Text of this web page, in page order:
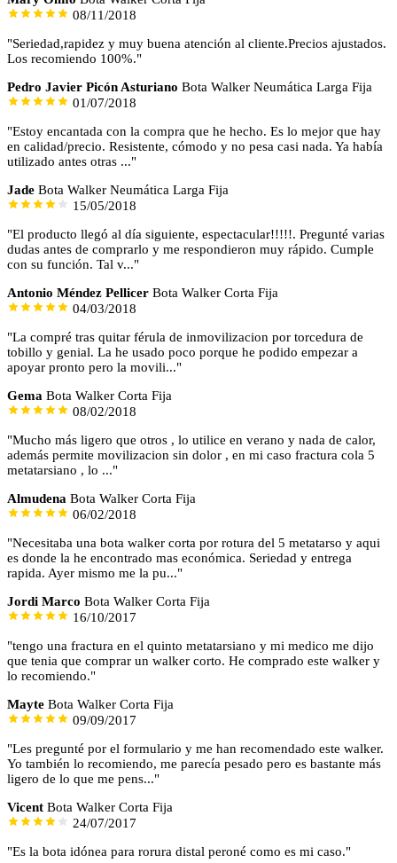
08/11/2018
"Seriedad,rapidez y muy buena atención al cliente.Precios ajustados.
Los recomiendo 100%."
Pedro Javier Picón Asturiano Bota Walker Neumática Larga Fija
01/07/2018
"Estoy encantada con la compra que he hecho. Es lo mejor que hay
en calidad/precio. Resistente, cómodo y no pesa casi nada. Ya había
utilizado antes otras ..."
Jade Bota Walker Neumática Larga Fija
15/05/2018
"El producto llegó al día siguiente, espectacular!!!!!. Pregunté varias
dudas antes de comprarlo y me respondieron muy rápido. Cumple
con su función. Tal v..."
Antonio Méndez Pellicer Bota Walker Corta Fija
04/03/2018
"La compré tras quitar férula de inmovilizacion por torcedura de
tobillo y genial. La he usado poco porque he podido empezar a
apoyar pronto pero la movili..."
Gema Bota Walker Corta Fija
08/02/2018
"Mucho más ligero que otros , lo utilice en verano y nada de calor,
además permite movilizacion sin dolor , en mi caso fractura cola 5
metatarsiano , lo ..."
Almudena Bota Walker Corta Fija
06/02/2018
"Necesitaba una bota walker corta por rotura del 5 metatarso y aqui
es donde la he encontrado mas económica. Seriedad y entrega
rapida. Ayer mismo me la pu..."
Jordi Marco Bota Walker Corta Fija
16/10/2017
"tengo una fractura en el quinto metatarsiano y mi medico me dijo
que tenia que comprar un walker corto. He comprado este walker y
lo recomiendo."
Mayte Bota Walker Corta Fija
09/09/2017
"Les pregunté por el formulario y me han recomendado este walker.
Yo también lo recomiendo, me parecía pesado pero es bastante más
ligero de lo que me pens..."
Vicent Bota Walker Corta Fija
24/07/2017
"Es la bota idónea para rorura distal peroné como es mi caso."